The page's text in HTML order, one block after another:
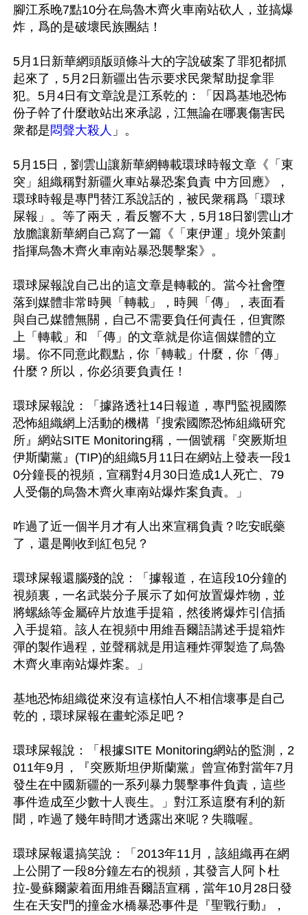
腳江系晚7點10分在烏魯木齊火車南站砍人，並搞爆
炸，爲的是破壞民族團結！
5月1日新華網頭版頭條斗大的字說破案了罪犯都抓
起來了，5月2日新疆出告示要求民衆幫助捉拿罪
犯。5月4日有文章說是江系乾的：「因爲基地恐怖
份子幹了什麼敢站出來承認，江無論在哪裏傷害民
衆都是悶聲大殺人 」。
5月15日，劉雲山讓新華網轉載環球時報文章《「東
突」組織稱對新疆火車站暴恐案負責 中方回應》，
環球時報是專門替江系說話的，被民衆稱爲「環球
屎報」。等了兩天，看反響不大，5月18日劉雲山才
放膽讓新華網自己寫了一篇《「東伊運」境外策劃
指揮烏魯木齊火車南站暴恐襲擊案》。
環球屎報說自己出的這文章是轉載的。當今社會墮
落到媒體非常時興「轉載」，時興「傳」，表面看
與自己媒體無關，自己不需要負任何責任，但實際
上「轉載」和 「傳」的文章就是你這個媒體的立
場。你不同意此觀點，你「轉載」什麼，你「傳」
什麼？所以，你必須要負責任！
環球屎報說：「據路透社14日報道，專門監視國際
恐怖組織網上活動的機構『搜索國際恐怖組織研究
所』網站SITE Monitoring稱，一個號稱『突厥斯坦
伊斯蘭黨』(TIP)的組織5月11日在網站上發表一段1
0分鐘長的視頻，宣稱對4月30日造成1人死亡、79
人受傷的烏魯木齊火車南站爆炸案負責。」
咋過了近一個半月才有人出來宣稱負責？吃安眠藥
了，還是剛收到紅包兒？
環球屎報還腦殘的說：「據報道，在這段10分鐘的
視頻裏，一名武裝分子展示了如何放置爆炸物，並
將螺絲等金屬碎片放進手提箱，然後將爆炸引信插
入手提箱。該人在視頻中用維吾爾語講述手提箱炸
彈的製作過程，並聲稱就是用這種炸彈製造了烏魯
木齊火車南站爆炸案。」
基地恐怖組織從來沒有這樣怕人不相信壞事是自己
乾的，環球屎報在畫蛇添足吧？
環球屎報說：「根據SITE Monitoring網站的監測，2
011年9月，『突厥斯坦伊斯蘭黨』曾宣佈對當年7月
發生在中國新疆的一系列暴力襲擊事件負責，這些
事件造成至少數十人喪生。」對江系這麼有利的新
聞，咋過了幾年時間才透露出來呢？失職喔。
環球屎報還搞笑說：「2013年11月，該組織再在網
上公開了一段8分鐘左右的視頻，其發言人阿卜杜
拉-曼蘇爾蒙着面用維吾爾語宣稱，當年10月28日發
生在天安門的撞金水橋暴恐事件是『聖戰行動』，